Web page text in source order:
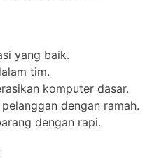
yang baik.
tim.
komputer dasar.
dengan ramah.
dengan rapi.